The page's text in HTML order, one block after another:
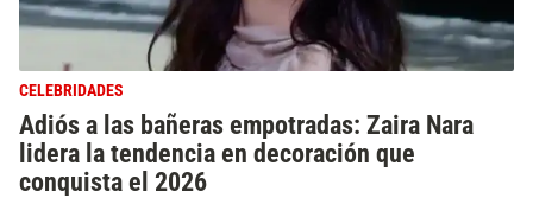
CELEBRIDADES
Adiós a las bañeras empotradas: Zaira Nara
lidera la tendencia en decoración que
conquista el 2026